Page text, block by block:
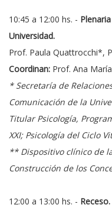
10:45 a 12:00 hs. -
Universidad.
Prof. Paula Quattrocchi*,
Coordinan: Prof. Ana
* Secretaría de
Comunicación de la
Titular Psicología,
XXI; Psicología del Ciclo
** Dispositivo clínico de
Construcción de los
12:00 a 13:00 hs. - Receso.